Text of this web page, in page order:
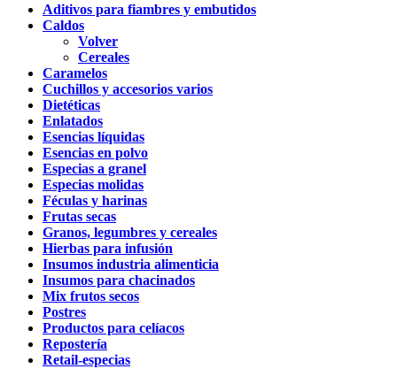
Aditivos para fiambres y embutidos
Caldos
Volver
Cereales
Caramelos
Cuchillos y accesorios varios
Dietéticas
Enlatados
Esencias líquidas
Esencias en polvo
Especias a granel
Especias molidas
Féculas y harinas
Frutas secas
Granos, legumbres y cereales
Hierbas para infusión
Insumos industria alimenticia
Insumos para chacinados
Mix frutos secos
Postres
Productos para celíacos
Repostería
Retail-especias